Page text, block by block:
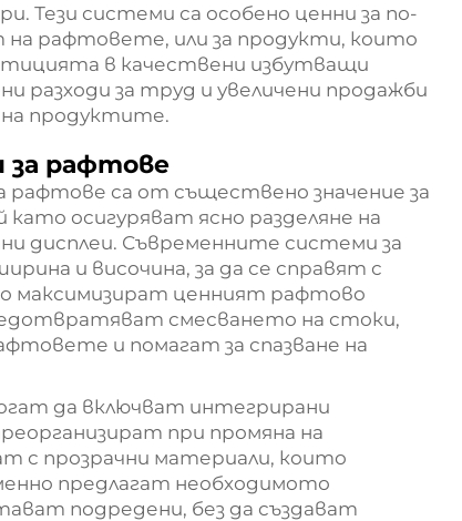
Тези системи са особено ценни за по-
на рафтовете, или за продукти, които
в качествени избутващи
разходи за труд и увеличени продажби
на продуктите.
за рафтове
са от съществено значение за
осигуряват ясно разделяне на
дисплеи. Съвременните системи за
и височина, за да се справят с
максимизират ценният рафтово
смесването на стоки,
и помагат за спазване на
да включват интегрирани
при промяна на
с прозрачни материали, които
предлагат необходимото
подредени, без да създават